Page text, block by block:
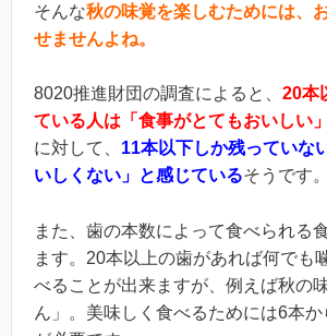
そんな秋の味覚を楽しむためには、
せませんよね。
8020推進財団の調査によると、 20本
ている人は「食事がとてもおいしい
に対して、 11本以下しか残っていな
いしくない」と感じているそうです。
また、歯の本数によって食べられる
ます。20本以上の歯があれば何でも
べることが出来ますが、例えば秋の
ん」。美味しく食べるためには6本